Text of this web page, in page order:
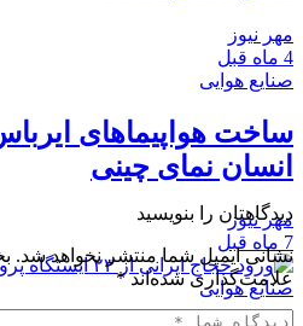
نیوز
هوایی
هواپیماهای
نمای چینی
نیوز
هوایی
را بنویسید
ایمیل شما منتشر نخواهد شد.
شده‌اند*